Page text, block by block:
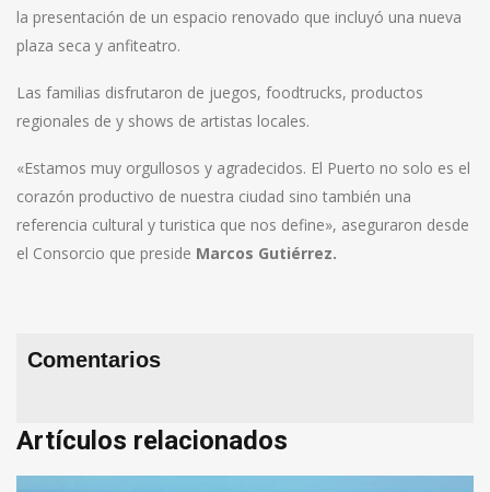
la presentación de un espacio renovado que incluyó una nueva
plaza seca y anfiteatro.
Las familias disfrutaron de juegos, foodtrucks, productos
regionales de y shows de artistas locales.
«Estamos muy orgullosos y agradecidos. El Puerto no solo es el
corazón productivo de nuestra ciudad sino también una
referencia cultural y turistica que nos define», aseguraron desde
el Consorcio que preside Marcos Gutiérrez.
Comentarios
Artículos relacionados